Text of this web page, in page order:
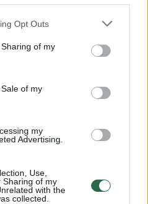
Opt Outs
of my
of my
my
Advertising.
Use,
Sharing of my
with the
collected.
00:00:57
karštas: temperatūra kils iki
00:15:54
bandymu įsitvirtinti